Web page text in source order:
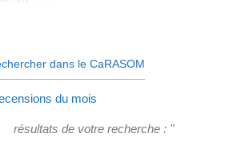
dans le CaRASOM
du mois
résultats de votre recherche : "